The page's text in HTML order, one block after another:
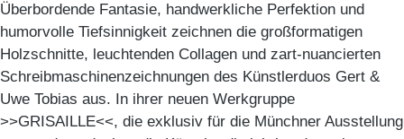
Überbordende Fantasie, handwerkliche Perfektion und
humorvolle Tiefsinnigkeit zeichnen die großformatigen
Holzschnitte, leuchtenden Collagen und zart-nuancierten
Schreibmaschinenzeichnungen des Künstlerduos Gert &
Uwe Tobias aus. In ihrer neuen Werkgruppe
>>GRISAILLE<<, die exklusiv für die Münchner Ausstellung